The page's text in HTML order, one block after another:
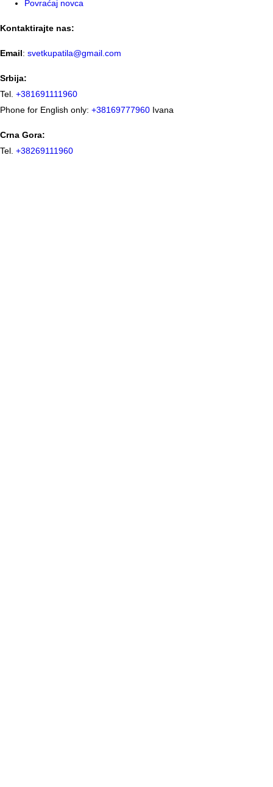
Povraćaj novca
Kontaktirajte nas:
Email: svetkupatila@gmail.com
Srbija:
Tel. +381691111960
Phone for English only: +38169777960 Ivana
Crna Gora:
Tel. +38269111960